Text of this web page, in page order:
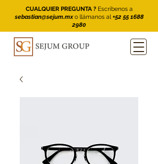
CUALQUIER PREGUNTA ?Escríbenos a
sebastian@sejum.mxo llámanos al+52 55 1688
2980